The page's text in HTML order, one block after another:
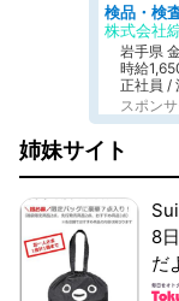
株式会社
岩手県
時給
正社員 /
スポン
姉妹サイト
8
だ